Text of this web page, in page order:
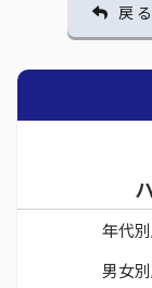
戻 る
年代別
男女別